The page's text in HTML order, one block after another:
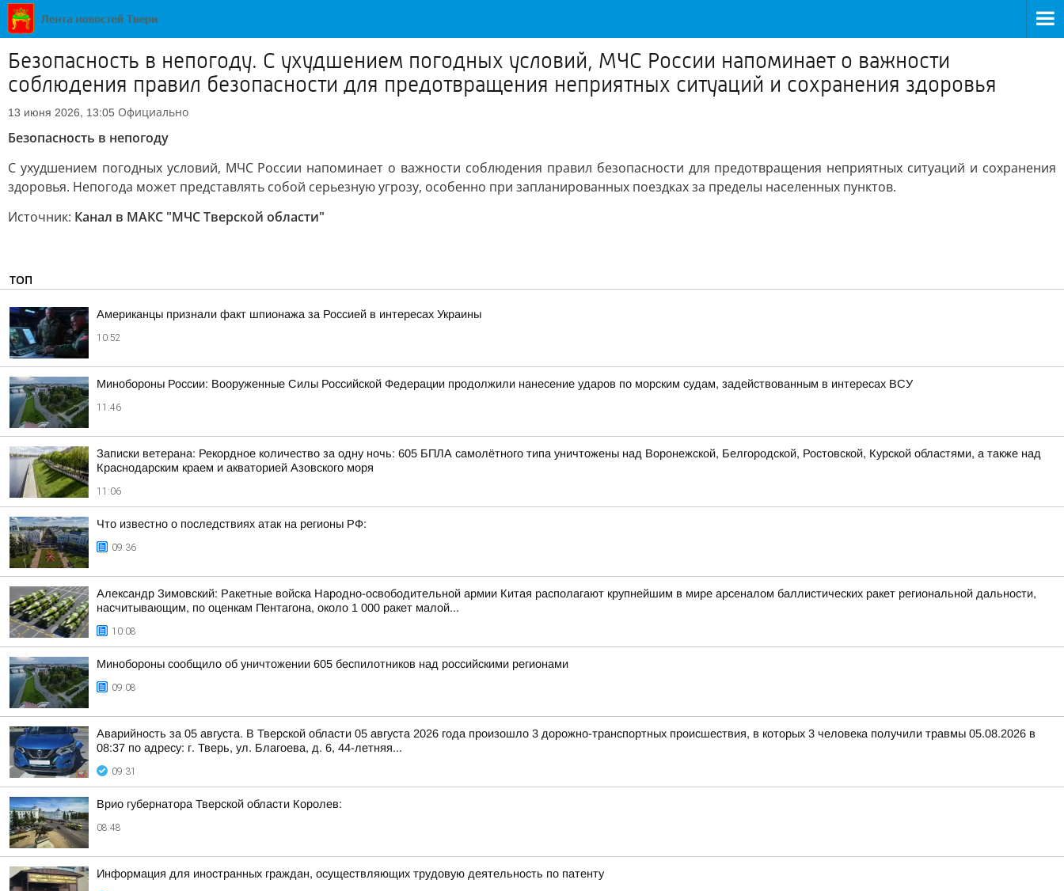
Безопасность в непогоду. С ухудшением погодных условий, МЧС России напоминает о важности
соблюдения правил безопасности для предотвращения неприятных ситуаций и сохранения здоровья
13 июня 2026, 13:05 Официально
Безопасность в непогоду
С ухудшением погодных условий, МЧС России напоминает о важности соблюдения правил безопасности для предотвращения неприятных ситуаций и сохранения
здоровья. Непогода может представлять собой серьезную угрозу, особенно при запланированных поездках за пределы населенных пунктов.
Источник: Канал в МАКС "МЧС Тверской области"
ТОП
Американцы признали факт шпионажа за Россией в интересах Украины
10:52
Минобороны России: Вооруженные Силы Российской Федерации продолжили нанесение ударов по морским судам, задействованным в интересах ВСУ
11:46
Записки ветерана: Рекордное количество за одну ночь: 605 БПЛА самолётного типа уничтожены над Воронежской, Белгородской, Ростовской, Курской областями, а также над
Краснодарским краем и акваторией Азовского моря
11:06
Что известно о последствиях атак на регионы РФ:
09:36
Александр Зимовский: Ракетные войска Народно-освободительной армии Китая располагают крупнейшим в мире арсеналом баллистических ракет региональной дальности,
насчитывающим, по оценкам Пентагона, около 1 000 ракет малой...
10:08
Минобороны сообщило об уничтожении 605 беспилотников над российскими регионами
09:08
Аварийность за 05 августа. В Тверской области 05 августа 2026 года произошло 3 дорожно-транспортных происшествия, в которых 3 человека получили травмы 05.08.2026 в
08:37 по адресу: г. Тверь, ул. Благоева, д. 6, 44-летняя...
09:31
Врио губернатора Тверской области Королев:
08:48
Информация для иностранных граждан, осуществляющих трудовую деятельность по патенту